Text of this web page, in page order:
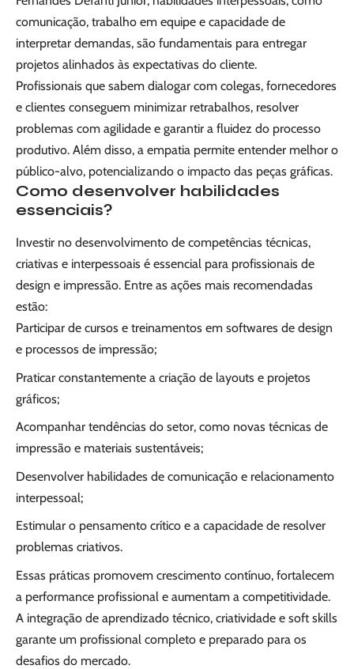
comunicação, trabalho em equipe e capacidade de
interpretar demandas, são fundamentais para entregar
projetos alinhados às expectativas do cliente.
Profissionais que sabem dialogar com colegas, fornecedores
e clientes conseguem minimizar retrabalhos, resolver
problemas com agilidade e garantir a fluidez do processo
produtivo. Além disso, a empatia permite entender melhor o
público-alvo, potencializando o impacto das peças gráficas.
Como desenvolver habilidades
essenciais?
Investir no desenvolvimento de competências técnicas,
criativas e interpessoais é essencial para profissionais de
design e impressão. Entre as ações mais recomendadas
estão:
Participar de cursos e treinamentos em softwares de design
e processos de impressão;
Praticar constantemente a criação de layouts e projetos
gráficos;
Acompanhar tendências do setor, como novas técnicas de
impressão e materiais sustentáveis;
Desenvolver habilidades de comunicação e relacionamento
interpessoal;
Estimular o pensamento crítico e a capacidade de resolver
problemas criativos.
Essas práticas promovem crescimento contínuo, fortalecem
a performance profissional e aumentam a competitividade.
A integração de aprendizado técnico, criatividade e soft skills
garante um profissional completo e preparado para os
desafios do mercado.